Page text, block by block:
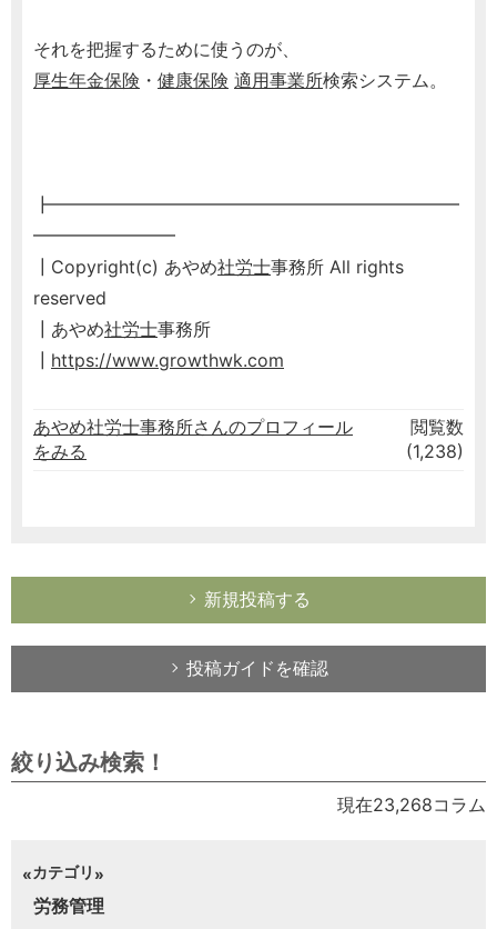
それを把握するために使うのが、
厚生年金保険 ・ 健康保険 適用事業所検索システム。
┣━━━━━━━━━━━━━━━━━━━━━━━
━━━━━━━━
┃Copyright(c) あやめ社労士事務所 All rights
reserved
┃あやめ社労士事務所
https://www.growthwk.com
あやめ社労士事務所さんのプロフィール
をみる
閲覧数
(1,238)
新規投稿する
投稿ガイドを確認
絞り込み検索！
現在23,268コラム
カテゴリ
労務管理